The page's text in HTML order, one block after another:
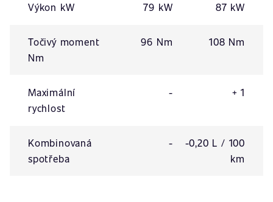
Výkon kW 79 kW 87 kW
Točivý moment
Nm
96 Nm 108 Nm
Maximální
rychlost
- + 1
Kombinovaná
spotřeba
-
-0,20 L / 100
km